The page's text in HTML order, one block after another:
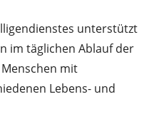
unterstützt
im täglichen Ablauf der
mit
Lebens- und